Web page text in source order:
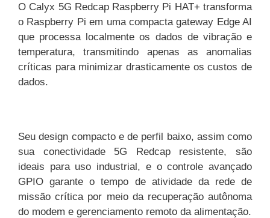
O Calyx 5G Redcap Raspberry Pi HAT+ transforma
o Raspberry Pi em uma compacta gateway Edge AI
que processa localmente os dados de vibração e
temperatura, transmitindo apenas as anomalias
críticas para minimizar drasticamente os custos de
dados.
Seu design compacto e de perfil baixo, assim como
sua conectividade 5G Redcap resistente, são
ideais para uso industrial, e o controle avançado
GPIO garante o tempo de atividade da rede de
missão crítica por meio da recuperação autônoma
do modem e gerenciamento remoto da alimentação.